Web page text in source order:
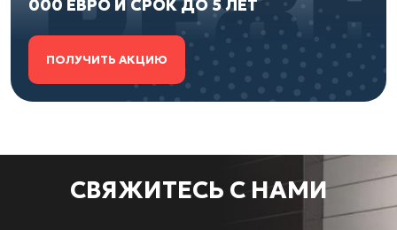
000 ЕВРО И СРОК ДО 5 ЛЕТ
ПОЛУЧИТЬ АКЦИЮ
СВЯЖИТЕСЬ С НАМИ